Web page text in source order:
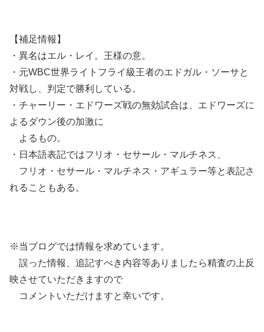
【補足情報】
・異名はエル・レイ。王様の意。
・元WBC世界ライトフライ級王者のエドガル・ソーサと
対戦し、判定で勝利している。
・チャーリー・エドワーズ戦の無効試合は、エドワーズに
よるダウン後の加激に
よるもの。
・日本語表記ではフリオ・セサール・マルチネス、
フリオ・セサール・マルチネス・アギュラー等と表記さ
れることもある。
※当ブログでは情報を求めています。
誤った情報、追記すべき内容等ありましたら精査の上反
映させていただきますので
コメントいただけますと幸いです。